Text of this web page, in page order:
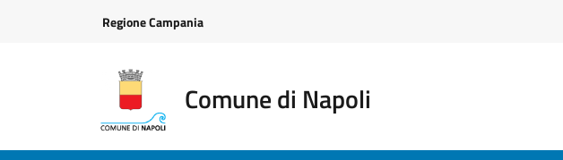
Regione Campania
Comune di Napoli